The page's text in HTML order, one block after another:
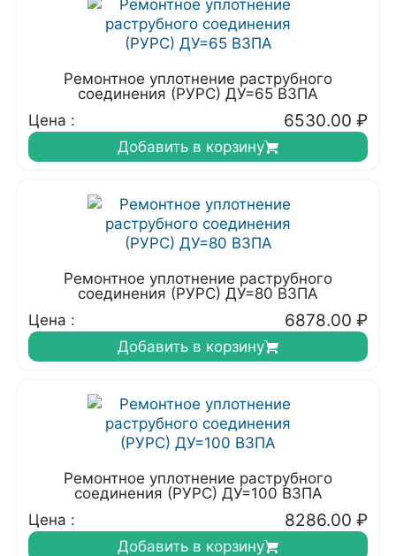
Ремонтное уплотнение раструбного
соединения (РУРС) ДУ=65 ВЗПА
Цена :
6530.00 ₽
Добавить в корзину
Ремонтное уплотнение раструбного
соединения (РУРС) ДУ=80 ВЗПА
Цена :
6878.00 ₽
Добавить в корзину
Ремонтное уплотнение раструбного
соединения (РУРС) ДУ=100 ВЗПА
Цена :
8286.00 ₽
Добавить в корзину